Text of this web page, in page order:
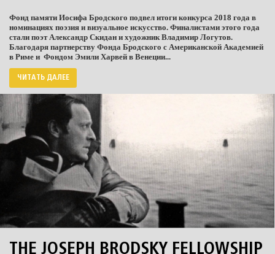
Фонд памяти Иосифа Бродского подвел итоги конкурса 2018 года в
номинациях поэзия и визуальное искусство. Финалистами этого года
стали поэт Александр Скидан и художник Владимир Логутов.
Благодаря партнерству Фонда Бродского с Американской Академией
в Риме и Фондом Эмили Харвей в Венеции...
ЧИТАТЬ ДАЛЕЕ
THE JOSEPH BRODSKY FELLOWSHIP